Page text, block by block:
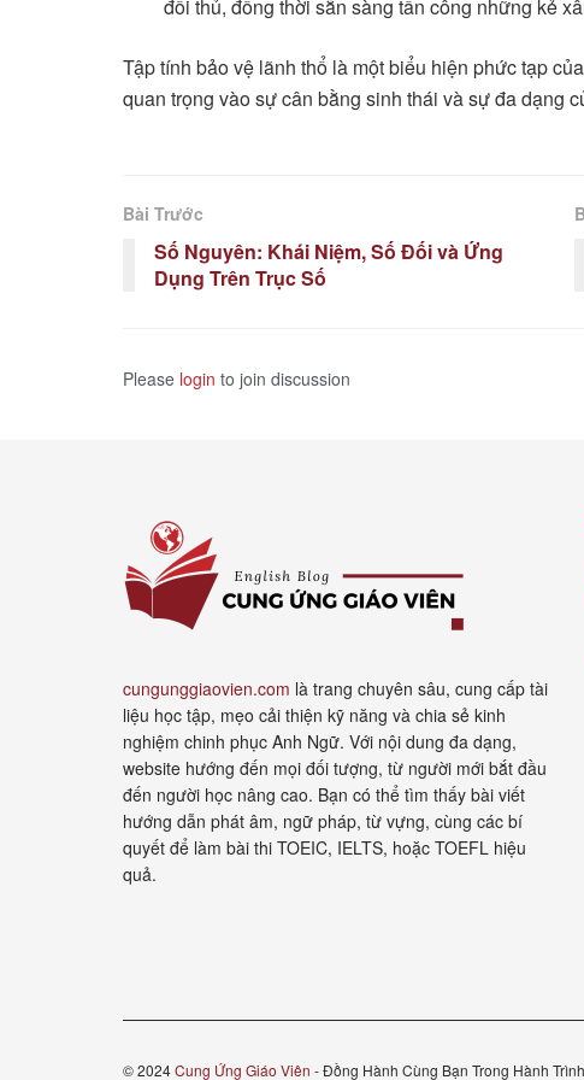
đối thủ, đồng thời sẵn sàng tấn công những kẻ
Tập tính bảo vệ lãnh thổ là một biểu hiện phức tạp
quan trọng vào sự cân bằng sinh thái và sự đa dạng
Bài Trước
Số Nguyên: Khái Niệm, Số Đối và Ứng
Dụng Trên Trục Số
Please login to join discussion
cungunggiaovien.com là trang chuyên sâu, cung cấp tài
liệu học tập, mẹo cải thiện kỹ năng và chia sẻ kinh
nghiệm chinh phục Anh Ngữ. Với nội dung đa dạng,
website hướng đến mọi đối tượng, từ người mới bắt đầu
đến người học nâng cao. Bạn có thể tìm thấy bài viết
hướng dẫn phát âm, ngữ pháp, từ vựng, cùng các bí
quyết để làm bài thi TOEIC, IELTS, hoặc TOEFL hiệu
quả.
© 2024Cung Ứng Giáo Viên - Đồng Hành Cùng Bạn Trong Hành